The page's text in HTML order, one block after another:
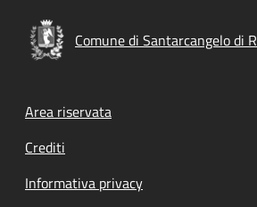
Comune di Santarcangelo di
Area riservata
Crediti
Informativa privacy